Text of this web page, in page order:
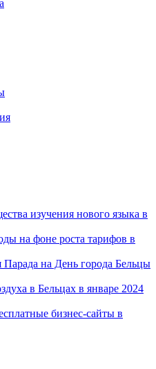
изучения нового языка в
на фоне роста тарифов в
на День города Бельцы
в Бельцах в январе 2024
бизнес-сайты в